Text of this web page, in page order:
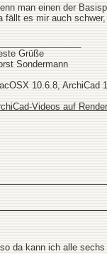
man einen der
fällt es mir auch
Grüße
Sondermann
10.6.8, ArchiCad
Videos auf
da kann ich alle